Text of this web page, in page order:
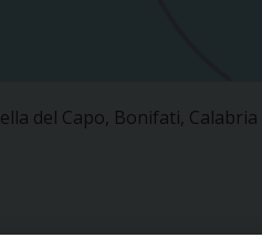
del Capo, Bonifati,